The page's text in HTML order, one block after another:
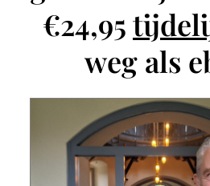
€24,95
weg als